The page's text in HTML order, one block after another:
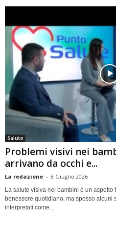
Salute
Problemi visivi nei
arrivano da occhi e...
La redazione - 8 Giugno 2026
La salute visiva nei bambini è un
benessere quotidiano, ma spesso alcuni
interpretati come...